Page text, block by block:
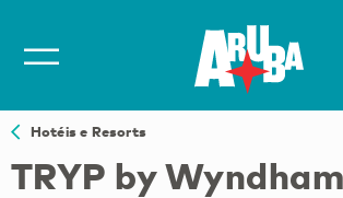
Hotéis e Resorts
TRYP by Wyndham